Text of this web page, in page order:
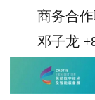
商务合作
邓子龙